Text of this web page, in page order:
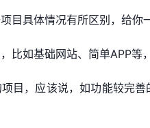
目具体情况有所区别，给你
比如基础网站、简单APP等
目，应该说，如功能较完